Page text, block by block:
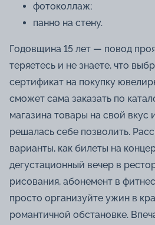
фотоколлаж;
панно на стену.
Годовщина 15 лет — повод
теряетесь и не знаете, что
сертификат на покупку
сможет сама заказать по
магазина товары на свой вкус
решалась себе позволить.
варианты, как билеты на
дегустационный вечер в
рисования, абонемент в
просто организуйте ужин в
романтичной обстановке.